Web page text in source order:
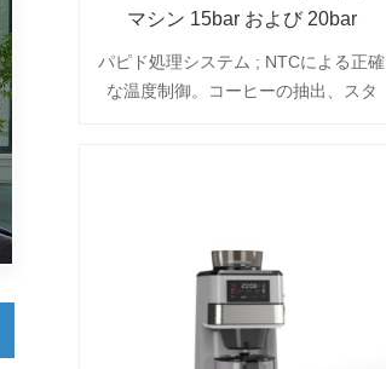
マシン 15bar および 20bar
パピド処理システム ; NTCによる正確
な温度制御。コーヒーの抽出、スタ
自動オフ。 2カップステンレススチー
ルフィルター付属（オプション：1カ
ップフィルターとポッドフルタ
ー）。 2-in-1 アクセサリー (コーヒー